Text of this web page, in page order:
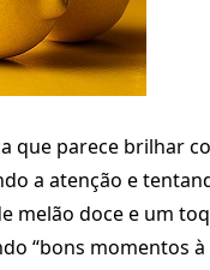
que parece brilhar
a atenção e
melão doce e um
“bons momentos